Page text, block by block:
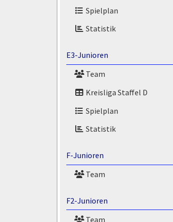
Spielplan
Statistik
E3-Junioren
Team
Kreisliga Staffel D
Spielplan
Statistik
F-Junioren
Team
F2-Junioren
Team